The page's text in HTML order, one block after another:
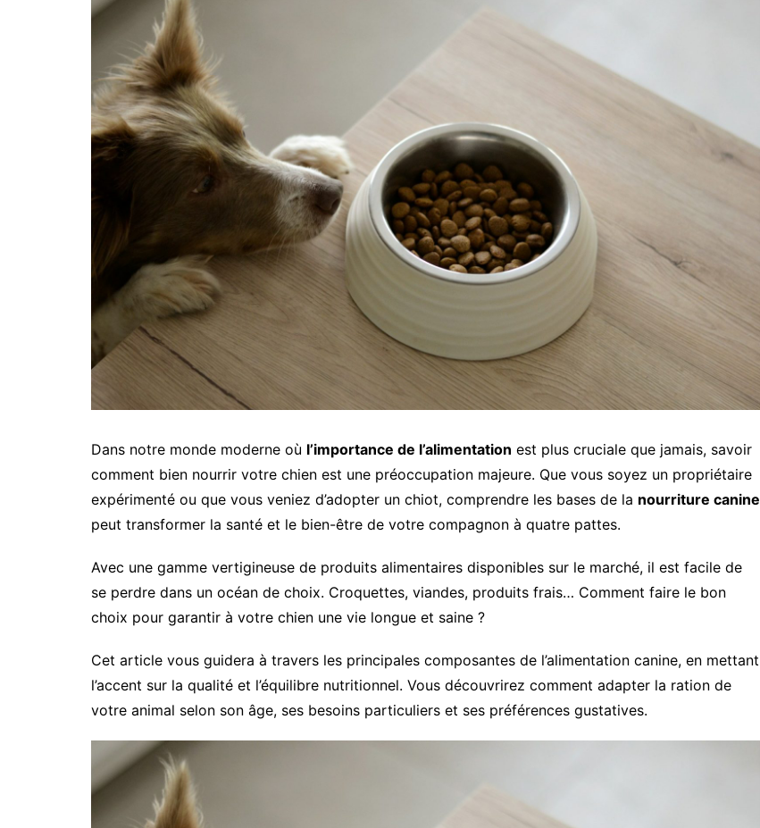
Dans notre monde moderne où l’importance de l’alimentation est plus cruciale que jamais, savoir
comment bien nourrir votre chien est une préoccupation majeure. Que vous soyez un propriétaire
expérimenté ou que vous veniez d’adopter un chiot, comprendre les bases de la nourriture canine
peut transformer la santé et le bien-être de votre compagnon à quatre pattes.
Avec une gamme vertigineuse de produits alimentaires disponibles sur le marché, il est facile de
se perdre dans un océan de choix. Croquettes, viandes, produits frais… Comment faire le bon
choix pour garantir à votre chien une vie longue et saine ?
Cet article vous guidera à travers les principales composantes de l’alimentation canine, en mettant
l’accent sur la qualité et l’équilibre nutritionnel. Vous découvrirez comment adapter la ration de
votre animal selon son âge, ses besoins particuliers et ses préférences gustatives.